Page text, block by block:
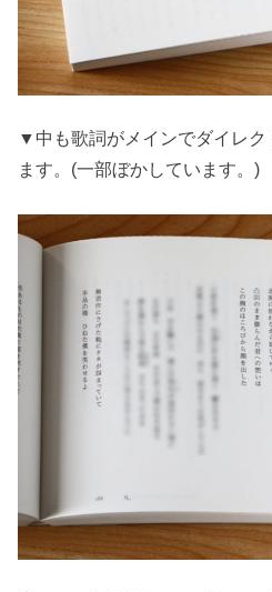
▼中も歌詞がメインでダイレク
ます。(一部ぼかしています。)